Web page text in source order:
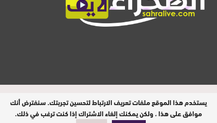
المدير المسؤول : ابيبك المحفوظ / جميع
الحقوق محفوظة © 2026
يستخدم هذا الموقع ملفات تعريف الارتباط لتحسين تجربتك. سنفترض أنك
موافق على هذا ، ولكن يمكنك إلغاء الاشتراك إذا كنت ترغب في ذلك.